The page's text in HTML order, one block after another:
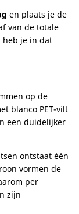
en plaats je de
van de totale
heb je in dat
op de
blanco PET-vilt
een duidelijker
ontstaat één
vormen de
per
zijn